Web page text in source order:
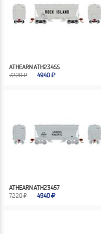
ATHEARN ATH23455
7220 ₽
4940
ATHEARN ATH23457
7220 ₽
4940